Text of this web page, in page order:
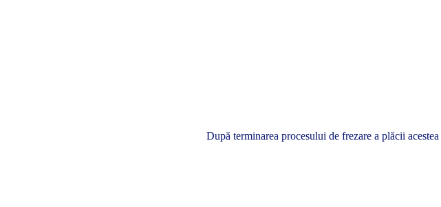
După terminarea procesului de frezare a plăcii